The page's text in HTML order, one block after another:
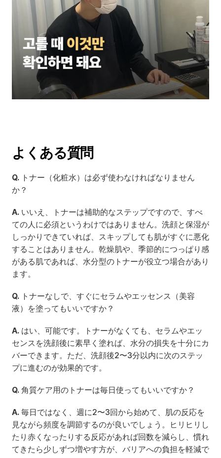
よくある質問
Q. トナー（化粧水）は必ず使わなければなりません
か？
A. いいえ、トナーは補助的なステップですので、すべ
ての人に必須というわけではありません。洗顔と保湿が
しっかりできていれば、スキップしても肌がすぐに悪化
することはありません。乾燥肌や、季節的につっぱり感
がある肌であれば、水分型のトナーが役立つ場合があり
ます。
Q. トナーなしで、すぐにセラムやエッセンス（美容
液）を塗ってもいいですか？
A. はい、可能です。トナーがなくても、セラムやエッ
センスを洗顔後に素早く塗れば、水分の損失を十分にカ
バーできます。ただ、洗顔後2〜3分以内に次のステッ
プに進むのが効果的です。
Q. 角質ケア用のトナーは毎日使ってもいいですか？
A. 毎日ではなく、週に2〜3回から始めて、肌の反応を
見ながら頻度を調節するのが良いでしょう。ヒリヒリし
たり赤くなったりする反応があれば回数を減らし、慣れ
てきたら少しずつ増やす方が、バリアへの負担を軽減で